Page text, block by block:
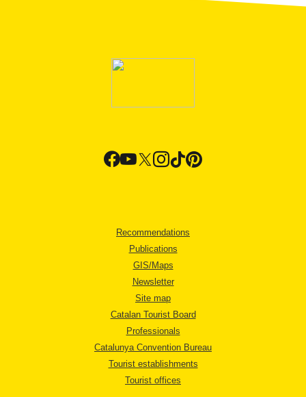
Recommendations
Publications
GIS/Maps
Newsletter
Site map
Catalan Tourist Board
Professionals
Catalunya Convention Bureau
Tourist establishments
Tourist offices